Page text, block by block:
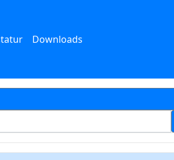
Downloads